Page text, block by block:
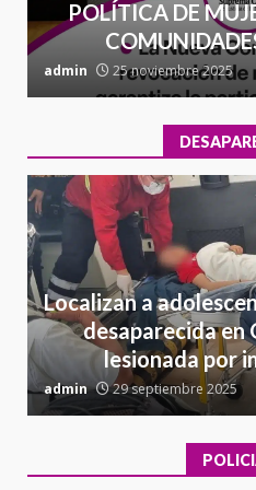
POLÍTICA DE
admin 25 noviembre 2025
Localizan a
desaparecida en
lesionada por
admin 29 septiembre 2025